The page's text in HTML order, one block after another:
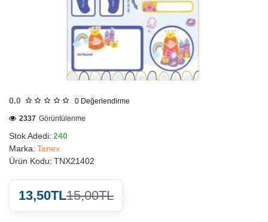
0.0 0 Değerlendirme
Stok Adedi: 240
Marka: Tanex
Ürün Kodu: TNX21402
2337 Görüntülenme
13,50TL15,00TL